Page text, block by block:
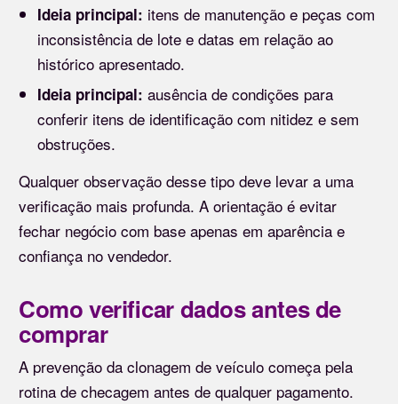
Ideia principal: itens de manutenção e peças com
inconsistência de lote e datas em relação ao
histórico apresentado.
Ideia principal: ausência de condições para
conferir itens de identificação com nitidez e sem
obstruções.
Qualquer observação desse tipo deve levar a uma
verificação mais profunda. A orientação é evitar
fechar negócio com base apenas em aparência e
confiança no vendedor.
Como verificar dados antes de
comprar
A prevenção da clonagem de veículo começa pela
rotina de checagem antes de qualquer pagamento.